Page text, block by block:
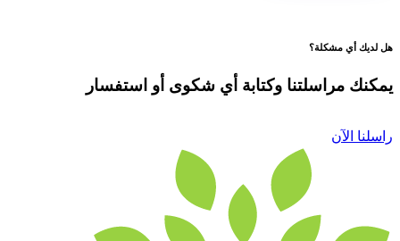
هل لديك أي مشكلة؟
يمكنك مراسلتنا وكتابة أي شكوى أو استفسار
راسلنا الآن